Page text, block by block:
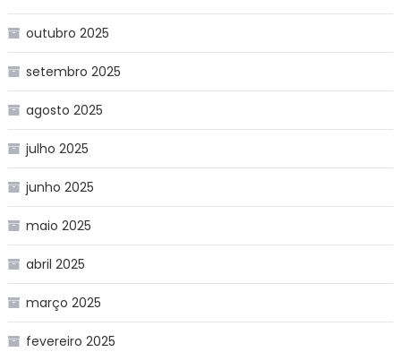
outubro 2025
setembro 2025
agosto 2025
julho 2025
junho 2025
maio 2025
abril 2025
março 2025
fevereiro 2025